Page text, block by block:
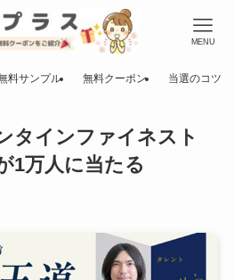
MENU
料サンプル 無料クーポン 当選のコツ
タインファイネスト
1万人に当たる